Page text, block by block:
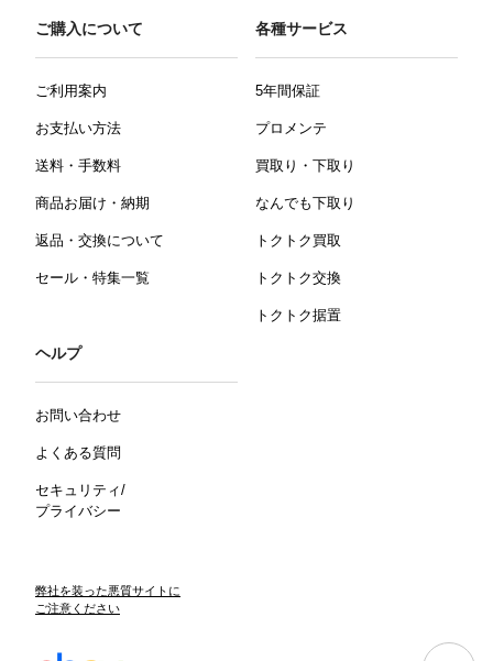
ご購入について
ご利用案内
お支払い方法
送料・手数料
商品お届け・納期
返品・交換について
セール・特集一覧
各種サービス
5年間保証
プロメンテ
買取り・下取り
なんでも下取り
トクトク買取
トクトク交換
トクトク据置
ヘルプ
お問い合わせ
よくある質問
セキュリティ/
プライバシー
弊社を装った悪質サイトに
ご注意ください